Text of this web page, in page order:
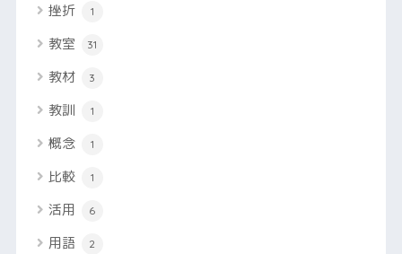
挫折 1
教室 31
教材 3
教訓 1
概念 1
比較 1
活用 6
用語 2